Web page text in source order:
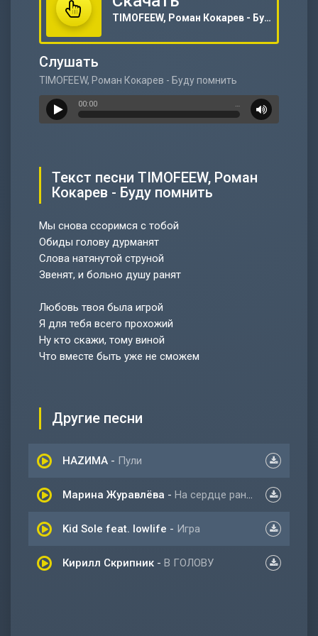
TIMOFEEW, Роман Кокарев - Буду помнить
Слушать
TIMOFEEW, Роман Кокарев - Буду помнить
00:00 …
Текст песни TIMOFEEW, Роман
Кокарев - Буду помнить
Мы снова ссоримся с тобой
Обиды голову дурманят
Слова натянутой струной
Звенят, и больно душу ранят
Любовь твоя была игрой
Я для тебя всего прохожий
Ну кто скажи, тому виной
Что вместе быть уже не сможем
Другие песни
НАZИМА - Пули
Марина Журавлёва - На сердце рана у меня
Kid Sole feat. lowlife - Игра
Кирилл Скрипник - В ГОЛОВУ